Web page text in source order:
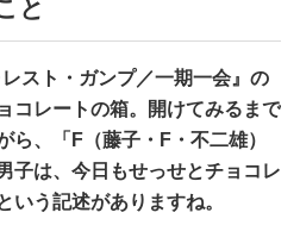
と
スト・ガンプ／一期一会』の
コレートの箱。開けてみるまで
ら、「F（藤子・F・不二雄）
子は、今日もせっせとチョコレ
いう記述がありますね。